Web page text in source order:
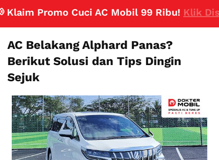
Promo Cuci AC Mobil 99 Ribu!Klik Disini
AC Belakang Alphard Panas?
Berikut Solusi dan Tips Dingin
Sejuk